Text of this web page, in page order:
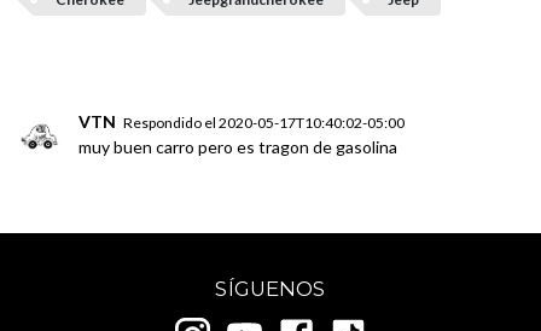
VTN Respondido el2020-05-17T10:40:02-05:00
muy buen carro pero es tragon de gasolina
SÍGUENOS